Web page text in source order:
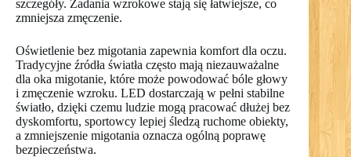
szczegóły. Zadania wzrokowe stają się łatwiejsze, co
zmniejsza zmęczenie.
Oświetlenie bez migotania zapewnia komfort dla oczu.
Tradycyjne źródła światła często mają niezauważalne
dla oka migotanie, które może powodować bóle głowy
i zmęczenie wzroku. LED dostarczają w pełni stabilne
światło, dzięki czemu ludzie mogą pracować dłużej bez
dyskomfortu, sportowcy lepiej śledzą ruchome obiekty,
a zmniejszenie migotania oznacza ogólną poprawę
bezpieczeństwa.